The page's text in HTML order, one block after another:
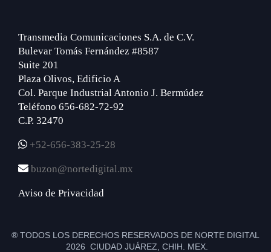
Transmedia Comunicaciones S.A. de C.V.
Bulevar Tomás Fernández #8587
Suite 201
Plaza Olivos, Edificio A
Col. Parque Industrial Antonio J. Bermúdez
Teléfono 656-682-72-92
C.P. 32470
+52-656-383-25-28
buzon@nortedigital.mx
Aviso de Privacidad
® TODOS LOS DERECHOS RESERVADOS DE NORTE DIGITAL
2026 CIUDAD JUÁREZ, CHIH. MEX.